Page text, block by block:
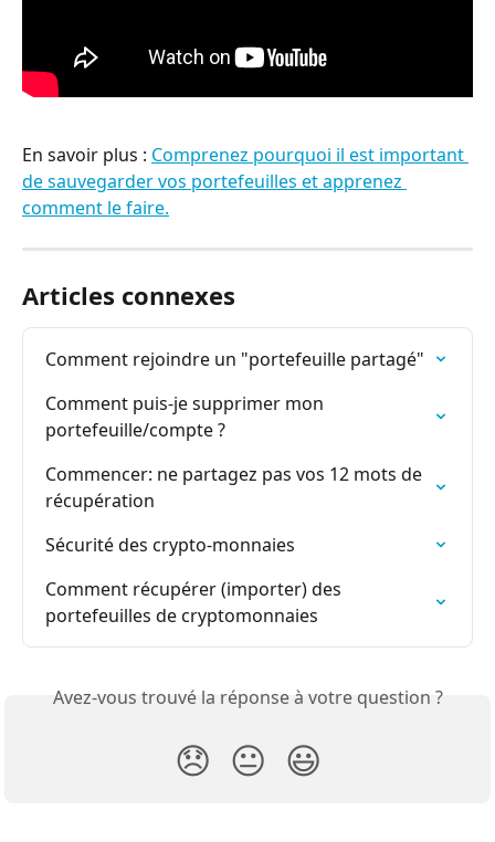
En savoir plus : Comprenez pourquoi il est important
de sauvegarder vos portefeuilles et apprenez
comment le faire.
Articles connexes
Comment rejoindre un "portefeuille partagé"
Comment puis-je supprimer mon
portefeuille/compte ?
Commencer: ne partagez pas vos 12 mots de
récupération
Sécurité des crypto-monnaies
Comment récupérer (importer) des
portefeuilles de cryptomonnaies
Avez-vous trouvé la réponse à votre question ?
😞 😐 😃